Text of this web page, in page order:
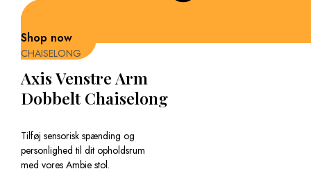
Shop now
CHAISELONG
Axis Venstre Arm
Dobbelt Chaiselong
Tilføj sensorisk spænding og
personlighed til dit opholdsrum
med vores Ambie stol.